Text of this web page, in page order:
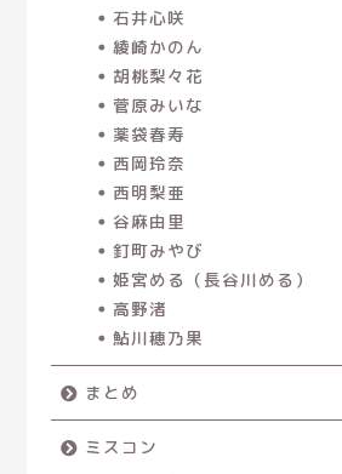
石井心咲
綾崎かのん
胡桃梨々花
菅原みいな
薬袋春寿
西岡玲奈
西明梨亜
谷麻由里
釘町みやび
姫宮める（長谷川める）
高野渚
鮎川穂乃果
まとめ
ミスコン